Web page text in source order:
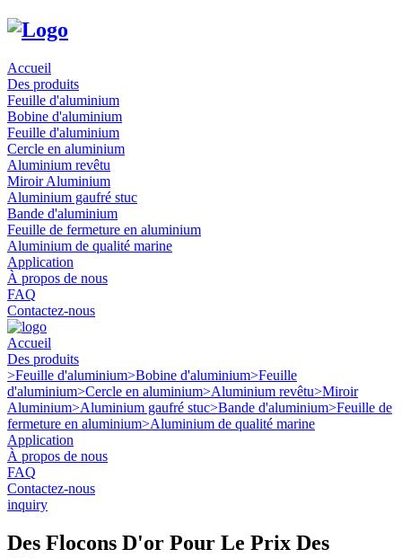
Accueil
Des produits
Feuille d'aluminium
Bobine d'aluminium
Feuille d'aluminium
Cercle en aluminium
Aluminium revêtu
Miroir Aluminium
Aluminium gaufré stuc
Bande d'aluminium
Feuille de fermeture en aluminium
Aluminium de qualité marine
Application
À propos de nous
FAQ
Contactez-nous
Accueil
Des produits
>Feuille d'aluminium>Bobine d'aluminium>Feuille
d'aluminium>Cercle en aluminium>Aluminium revêtu>Miroir
Aluminium>Aluminium gaufré stuc>Bande d'aluminium>Feuille de
fermeture en aluminium>Aluminium de qualité marine
Application
À propos de nous
FAQ
Contactez-nous
inquiry
Des Flocons D'or Pour Le Prix Des